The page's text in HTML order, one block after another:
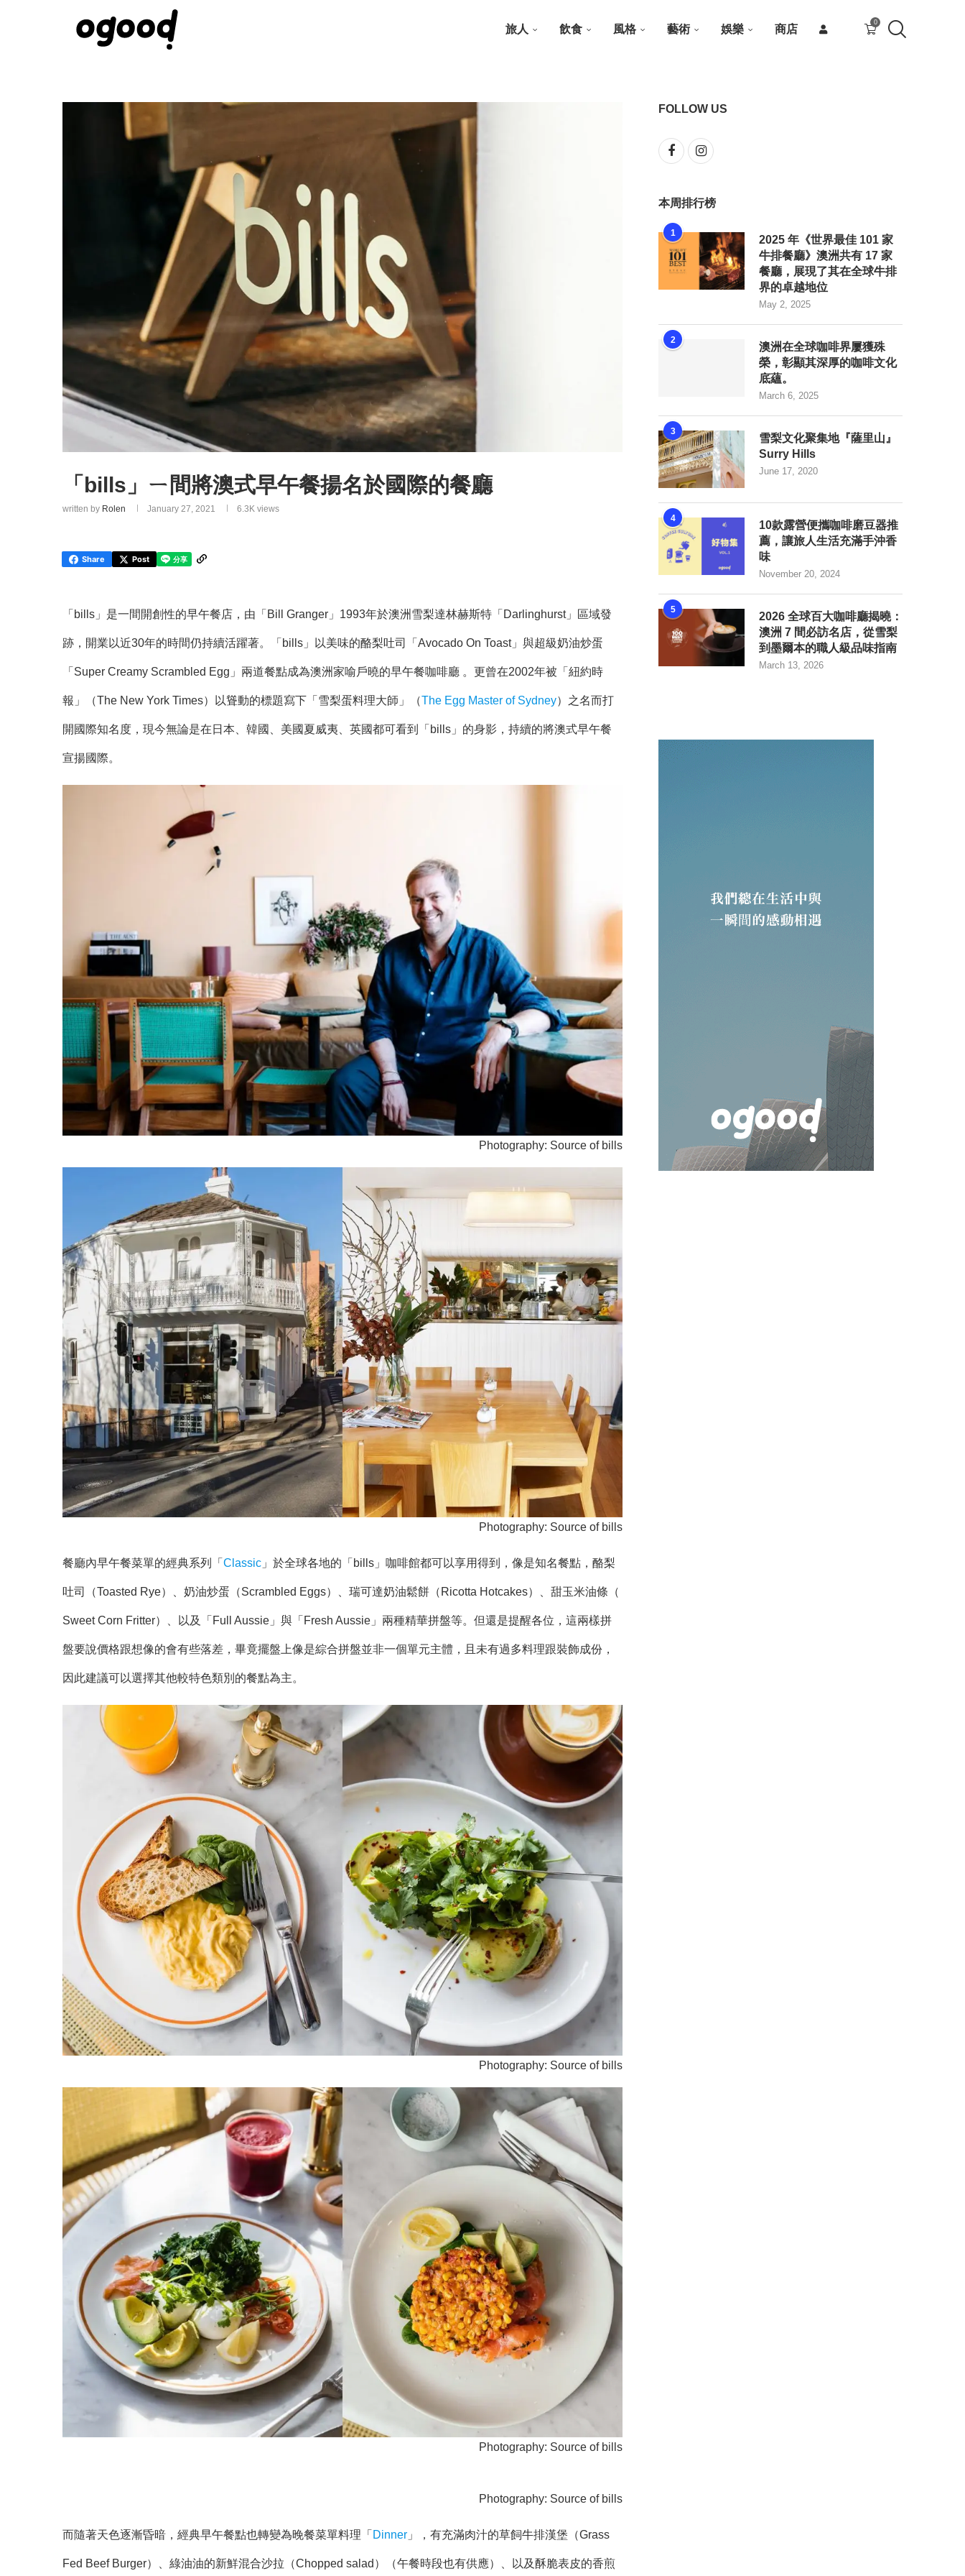
旅人 飲食 風格 藝術 娛樂 商店
0
「bills」ㄧ間將澳式早午餐揚名於國際的餐廳
written by Rolen January 27, 2021 6.3K views
Share Post
「bills」是一間開創性的早午餐店，由「Bill Granger」1993年於澳洲雪梨達林赫斯特「Darlinghurst」區域發
跡，開業以近30年的時間仍持續活躍著。「bills」以美味的酪梨吐司「Avocado On Toast」與超級奶油炒蛋
「Super Creamy Scrambled Egg」兩道餐點成為澳洲家喻戶曉的早午餐咖啡廳 。更曾在2002年被「紐約時
報」（The New York Times）以聳動的標題寫下「雪梨蛋料理大師」（The Egg Master of Sydney）之名而打
開國際知名度，現今無論是在日本、韓國、美國夏威夷、英國都可看到「bills」的身影，持續的將澳式早午餐
宣揚國際。
Photography: Source of bills
Photography: Source of bills
餐廳內早午餐菜單的經典系列「 Classic 」於全球各地的「bills」咖啡館都可以享用得到，像是知名餐點，酪梨
吐司（Toasted Rye）、奶油炒蛋（Scrambled Eggs）、瑞可達奶油鬆餅（Ricotta Hotcakes）、甜玉米油條（
Sweet Corn Fritter）、以及「Full Aussie」與「Fresh Aussie」兩種精華拼盤等。但還是提醒各位，這兩樣拼
盤要說價格跟想像的會有些落差，畢竟擺盤上像是綜合拼盤並非一個單元主體，且未有過多料理跟裝飾成份，
因此建議可以選擇其他較特色類別的餐點為主。
Photography: Source of bills
Photography: Source of bills
Photography: Source of bills
而隨著天色逐漸昏暗，經典早午餐點也轉變為晚餐菜單料理「 Dinner 」，有充滿肉汁的草飼牛排漢堡（Grass
Fed Beef Burger）、綠油油的新鮮混合沙拉（Chopped salad）（午餐時段也有供應）、以及酥脆表皮的香煎
FOLLOW US
本周排行榜
1
2025 年《世界最佳 101 家
牛排餐廳》澳洲共有 17 家
餐廳，展現了其在全球牛排
界的卓越地位
May 2, 2025
2
澳洲在全球咖啡界屢獲殊
榮，彰顯其深厚的咖啡文化
底蘊。
March 6, 2025
3
雪梨文化聚集地『薩里山』
Surry Hills
June 17, 2020
4
10款露營便攜咖啡磨豆器推
薦，讓旅人生活充滿手沖香
味
November 20, 2024
5
2026 全球百大咖啡廳揭曉：
澳洲 7 間必訪名店，從雪梨
到墨爾本的職人級品味指南
March 13, 2026